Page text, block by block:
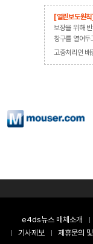
[열린보도원
보장을 위해
창구를 열어두
고충처리인
e4ds뉴스 매체소개
기사제보
제휴문의